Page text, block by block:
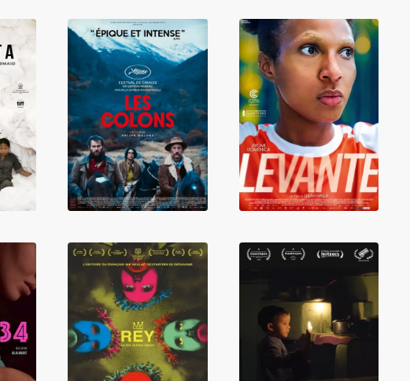
Les Colons Levante
Rey, l’histoire du
Français qui
voulait devenir
Roi de Patagonie
Samuel et la
lumière